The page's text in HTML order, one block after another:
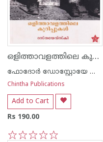
ഒളിത്താവളത്തിലെ കുറിപ്പുകള്‍
ഫോദോര്‍ ഡോസ്റ്റോയേ ഫ്സ്കി
Chintha Publications
Add to Cart
Rs 190.00